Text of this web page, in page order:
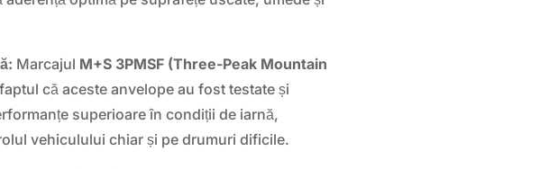
Marcajul M+S 3PMSF (Three-Peak Mountain
că aceste anvelope au fost testate și
superioare în condiții de iarnă,
vehiculului chiar și pe drumuri dificile.